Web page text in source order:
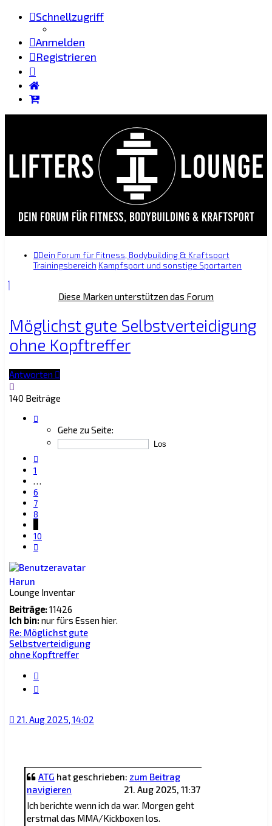
Schnellzugriff
Anmelden
Registrieren
Dein Forum für Fitness, Bodybuilding & Kraftsport
Trainingsbereich Kampfsport und sonstige Sportarten
Diese Marken unterstützen das Forum
Möglichst gute Selbstverteidigung
ohne Kopftreffer
Antworten
140 Beiträge
Gehe zu Seite:
1
…
6
7
8
10
Harun
Lounge Inventar
Beiträge:11426
Ich bin:nur fürs Essen hier.
Re: Möglichst gute
Selbstverteidigung
ohne Kopftreffer
21. Aug 2025, 14:02
ATG hat geschrieben: zum Beitrag
navigieren
21. Aug 2025, 11:37
Ich berichte wenn ich da war. Morgen geht
erstmal das MMA/Kickboxen los.